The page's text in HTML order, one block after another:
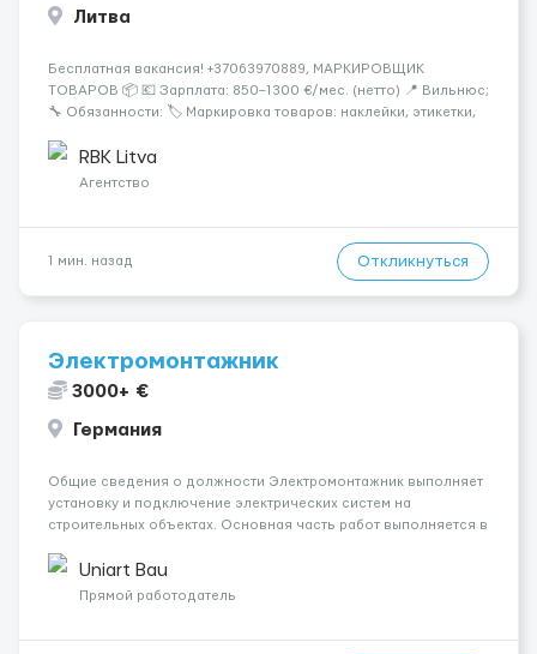
Литва
Бесплатная вакансия! +37063970889, МАРКИРОВЩИК
ТОВАРОВ 📦 💶 Зарплата: 850–1300 €/мес. (нетто) 📍 Вильнюс;
🔧 Обязанности: 🏷️ Маркировка товаров: наклейки, этикетки,
косметика и др. 👨‍🏫 Всему обучаем на месте — опы...
RBK Litva
Агентство
1 мин. назад Откликнуться
Электромонтажник
3000+ €
Германия
Общие сведения о должности Электромонтажник выполняет
установку и подключение электрических систем на
строительных объектах. Основная часть работ выполняется в
делаем только для профессионалов с доказательным
портфолио Обязанности ...
Uniart Bau
Прямой работодатель